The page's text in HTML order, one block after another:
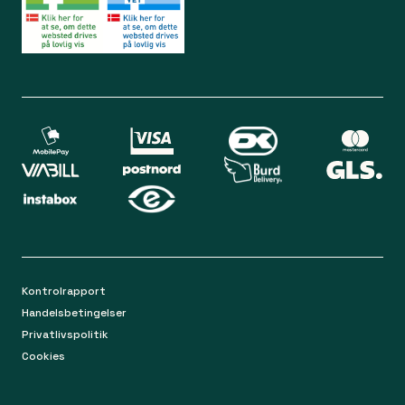
Lørdag 09.00 - 12.00
Mandag-torsdag 9.00 - 16.00
Kontakt os på mail
apoteket@apopro.dk
Spørgsmål og svar
Returnering
Bliv medlem
Din sikkerhed
Kontrolrapport
Handelsbetingelser
Privatlivspolitik
Cookies